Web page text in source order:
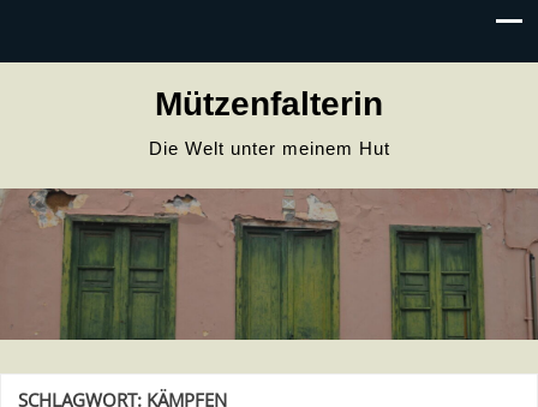
Mützenfalterin
Die Welt unter meinem Hut
SCHLAGWORT: KÄMPFEN